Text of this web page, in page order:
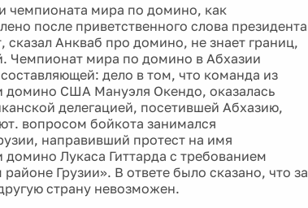
чемпионата мира по домино, как
после приветственного слова президента
Анкваб про домино, не знает границ,
Чемпионат мира по домино в Абхазии
дело в том, что команда из
США Мануэля Окендо, оказалась
делегацией, посетившей Абхазию,
вопросом бойкота занимался
направивший протест на имя
Лукаса Гиттарда с требованием
Грузии». В ответе было сказано, что за
страну невозможен.